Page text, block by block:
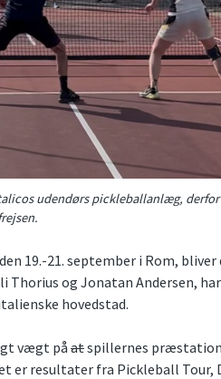
udendørs pickleballanlæg,
19.-21. september i Rom,
Thorius og Jonatan Andersen,
hovedstad.
vægt påatspillernes
er resultater fra Pickleball Tour,